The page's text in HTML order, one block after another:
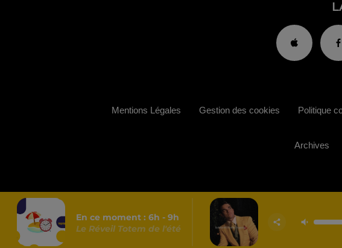
En ce moment : 6h - 9h
Le Réveil Totem de l'été
Mentions Légales Gestion des cookies Politique
Archives